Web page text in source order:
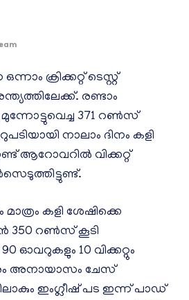
ക്രിക്കറ്റ് ടെസ്റ്റ്
രണ്ടാം
371 റൺസ്
നാലാം ദിനം കളി
ആറോവറിൽ വിക്കറ്റ്
കളി ശേഷിക്കെ
350 റൺസ് കൂടി
ഓവറുകളും 10 വിക്കറ്റും
അനായാസം ചേസ്
ഇംഗ്ലീഷ് പട ഇന്ന് പാഡ്